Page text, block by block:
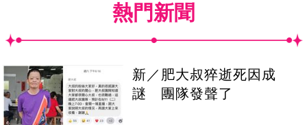
熱門新聞
新／肥大叔猝逝死因成
謎 團隊發聲了